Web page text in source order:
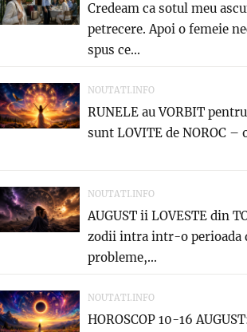
Credeam ca sotul meu
petrecere. Apoi o femeie
spus ce...
NOUTATI.INFO
RUNELE au VORBIT
sunt LOVITE de NOROC –
NOUTATI.INFO
AUGUST ii LOVESTE din
zodii intra intr-o perioada
probleme,...
NOUTATI.INFO
HOROSCOP 10-16